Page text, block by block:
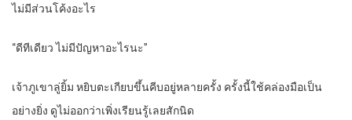
ไม่มีส่วนโค้งอะไร
“ดีทีเดียว ไม่มีปัญหาอะไรนะ”
เจ้าภูเขาลู่ยิ้ม หยิบตะเกียบขึ้นคีบอยู่หลายครั้ง ครั้งนี้ใช้คล่องมือเป็น
อย่างยิ่ง ดูไม่ออกว่าเพิ่งเรียนรู้เลยสักนิด